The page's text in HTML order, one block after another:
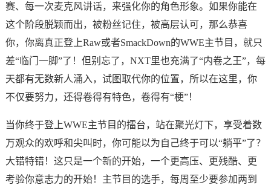
赛、每一次麦克风讲话，来强化你的角色形象。如果你能在
这个阶段脱颖而出，被粉丝记住，被高层认可，那么恭喜
你，你离真正登上Raw或者SmackDown的WWE主节目，就只
差“临门一脚”了！但别忘了，NXT里也充满了“内卷之王”，每
天都有无数新人涌入，试图取代你的位置，所以在这里，你
不仅要努力，还得卷得有特色，卷得有“梗”！
当你终于登上WWE主节目的擂台，站在聚光灯下，享受着数
万观众的欢呼和尖叫时，你可能以为自己终于可以“躺平”了？
大错特错！这只是一个新的开始，一个更高压、更残酷、更
考验你意志力的开始！主节目的选手，每周至少要参加两到